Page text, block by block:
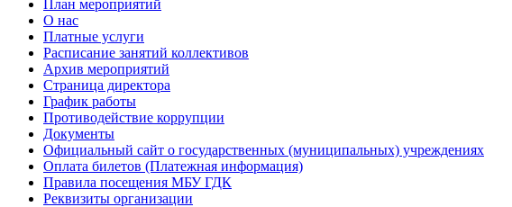
План мероприятий
О нас
Платные услуги
Расписание занятий коллективов
Архив мероприятий
Страница директора
График работы
Противодействие коррупции
Документы
Официальный сайт о государственных (муниципальных) учреждениях
Оплата билетов (Платежная информация)
Правила посещения МБУ ГДК
Реквизиты организации